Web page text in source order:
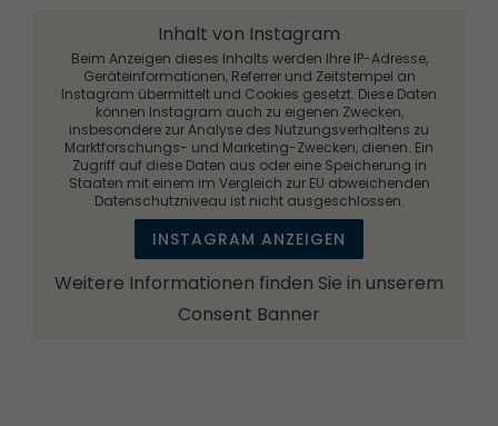
Inhalt von Instagram
Beim Anzeigen dieses Inhalts werden Ihre IP-Adresse,
Geräteinformationen, Referrer und Zeitstempel an
Instagram übermittelt und Cookies gesetzt. Diese Daten
können Instagram auch zu eigenen Zwecken,
insbesondere zur Analyse des Nutzungsverhaltens zu
Marktforschungs- und Marketing-Zwecken, dienen. Ein
Zugriff auf diese Daten aus oder eine Speicherung in
Staaten mit einem im Vergleich zur EU abweichenden
Datenschutzniveau ist nicht ausgeschlossen.
INSTAGRAM ANZEIGEN
Weitere Informationen finden Sie in unserem
Consent Banner